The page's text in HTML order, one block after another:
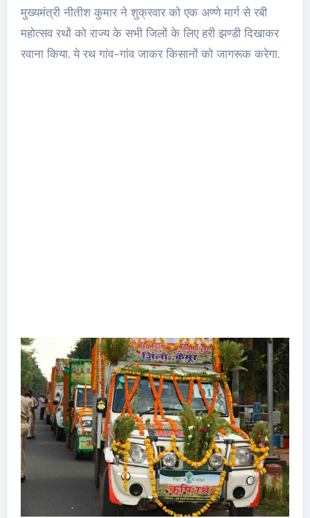
मुख्यमंत्री नीतीश कुमार ने शुक्रवार को एक अण्णे मार्ग से रबी
महोत्सव रथों को राज्य के सभी जिलों के लिए हरी झण्डी दिखाकर
रवाना किया. ये रथ गांव-गांव जाकर किसानों को जागरूक करेगा.